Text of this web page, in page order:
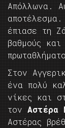
Απόλλωνα.
έπιασε τη
βαθμούς
Στον
ένα πολύ
νίκες και
τον Αστέρα
Αστέρας